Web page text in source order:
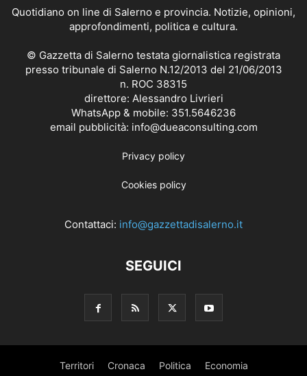
Quotidiano on line di Salerno e provincia. Notizie, opinioni,
approfondimenti, politica e cultura.
© Gazzetta di Salerno testata giornalistica registrata
presso tribunale di Salerno N.12/2013 del 21/06/2013
n. ROC 38315
direttore: Alessandro Livrieri
WhatsApp & mobile: 351.5646236
email pubblicità: info@dueaconsulting.com
Privacy policy
Cookies policy
Contattaci: info@gazzettadisalerno.it
SEGUICI
Territori Cronaca Politica Economia